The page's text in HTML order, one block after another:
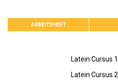
ARBEITSHEFT
Latein Cursus 1
Latein Cursus 2